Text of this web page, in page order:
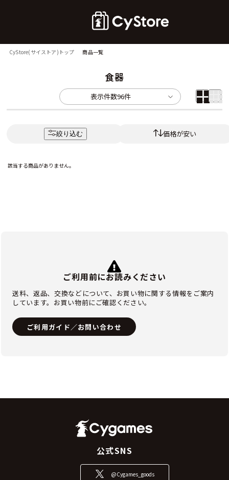
CyStore(サイストア)トップ 商品一覧
食器
表示件数96件
絞り込む 価格が安い
該当する商品がありません。
ご利用前にお読みください
送料、返品、交換などについて、お買い物に関する情報をご案内
しています。お買い物前にご確認ください。
ご利用ガイド／お問い合わせ
公式SNS
@Cygames_goods